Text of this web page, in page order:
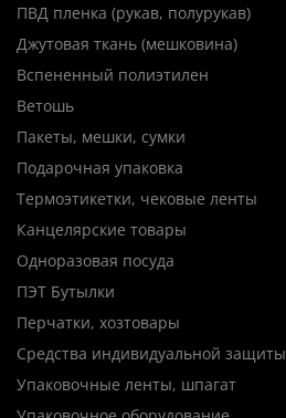
ПВД пленка (рукав, полурукав)
Джутовая ткань (мешковина)
Вспененный полиэтилен
Ветошь
Пакеты, мешки, сумки
Подарочная упаковка
Термоэтикетки, чековые ленты
Канцелярские товары
Одноразовая посуда
ПЭТ Бутылки
Перчатки, хозтовары
Средства индивидуальной защиты
Упаковочные ленты, шпагат